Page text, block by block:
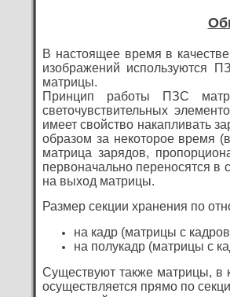
В настоящее время в
изображений используются
матрицы.
Принцип работы ПЗС
светочувствительных
имеет свойство накапливать
образом за некоторое время
матрица зарядов,
первоначально переносятся в
на выход матрицы.
Размер секции хранения по
на кадр (матрицы с
на полукадр (матрицы с
Существуют также матрицы, в
осуществляется прямо по